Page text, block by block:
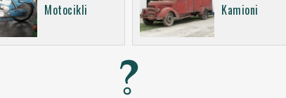
Motocikli Kamioni